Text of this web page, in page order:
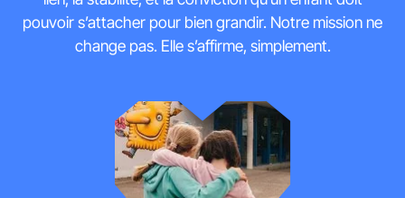
pouvoir sʼattacher pour bien grandir. Notre mission ne
change pas. Elle sʼaffirme, simplement.